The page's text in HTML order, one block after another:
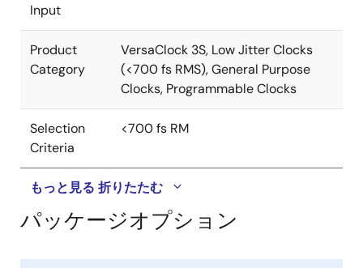
Input
Product
Category
VersaClock 3S, Low Jitter Clocks
(<700 fs RMS), General Purpose
Clocks, Programmable Clocks
Selection
Criteria
<700 fs RM
もっと見る 折りたたむ
パッケージオプション